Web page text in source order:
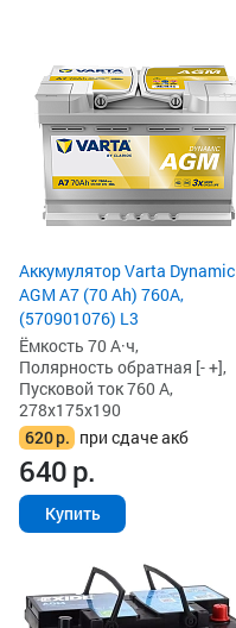
Аккумулятор Varta Dynamic
AGM A7 (70 Ah) 760A,
(570901076) L3
Ёмкость 70 А·ч,
Полярность обратная [- +],
Пусковой ток 760 А,
278x175x190
620р. при сдаче акб
640р.
Купить